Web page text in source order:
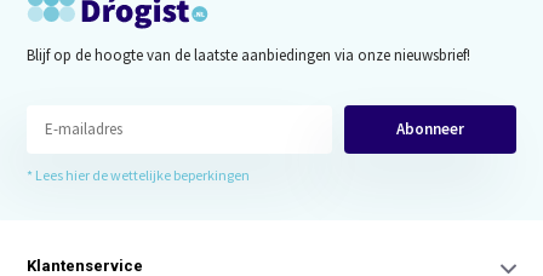
Blijf op de hoogte van de laatste aanbiedingen via onze nieuwsbrief!
Abonneer
* Lees hier de wettelijke beperkingen
Klantenservice